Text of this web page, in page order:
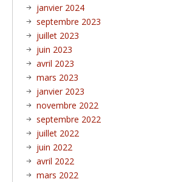
janvier 2024
septembre 2023
juillet 2023
juin 2023
avril 2023
mars 2023
janvier 2023
novembre 2022
septembre 2022
juillet 2022
juin 2022
avril 2022
mars 2022